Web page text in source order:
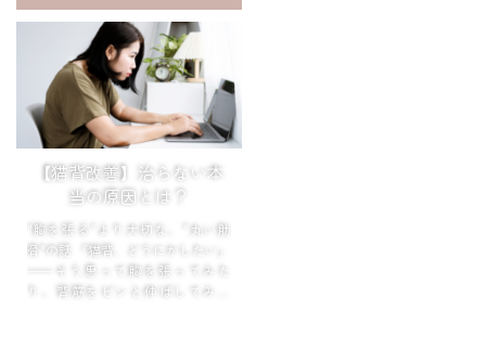
鏡を見て、写真を撮られる直前
に、意識してアゴをぐっと引く。
姿勢を良くしようとして、無意識
にやってい...
【猫背改善】治らない本
当の原因とは？
"胸を張る"より大切な、"丸い肋
骨"の話 「猫背、どうにかしたい」
——そう思って胸を張ってみた
り、背筋をピンと伸ばしてみた